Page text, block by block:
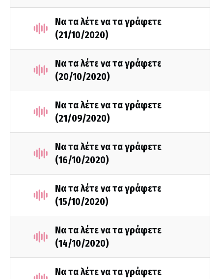
Να τα λέτε να τα γράφετε
(21/10/2020)
Να τα λέτε να τα γράφετε
(20/10/2020)
Να τα λέτε να τα γράφετε
(21/09/2020)
Να τα λέτε να τα γράφετε
(16/10/2020)
Να τα λέτε να τα γράφετε
(15/10/2020)
Να τα λέτε να τα γράφετε
(14/10/2020)
Να τα λέτε να τα γράφετε